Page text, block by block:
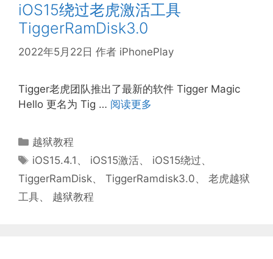
iOS15绕过老虎激活工具
TiggerRamDisk3.0
2022年5月22日 作者 iPhonePlay
Tigger老虎团队推出了最新的软件 Tigger Magic
Hello 更名为 Tig … 阅读更多
分
类
越狱教程
标
iOS15.4.1 、 iOS15激活、 iOS15绕过、
TiggerRamDisk、 TiggerRamdisk3.0、 老虎越狱
工具、 越狱教程